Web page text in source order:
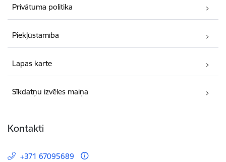
Privātuma politika
Piekļūstamība
Lapas karte
Sīkdatņu izvēles maiņa
Kontakti
+371 67095689